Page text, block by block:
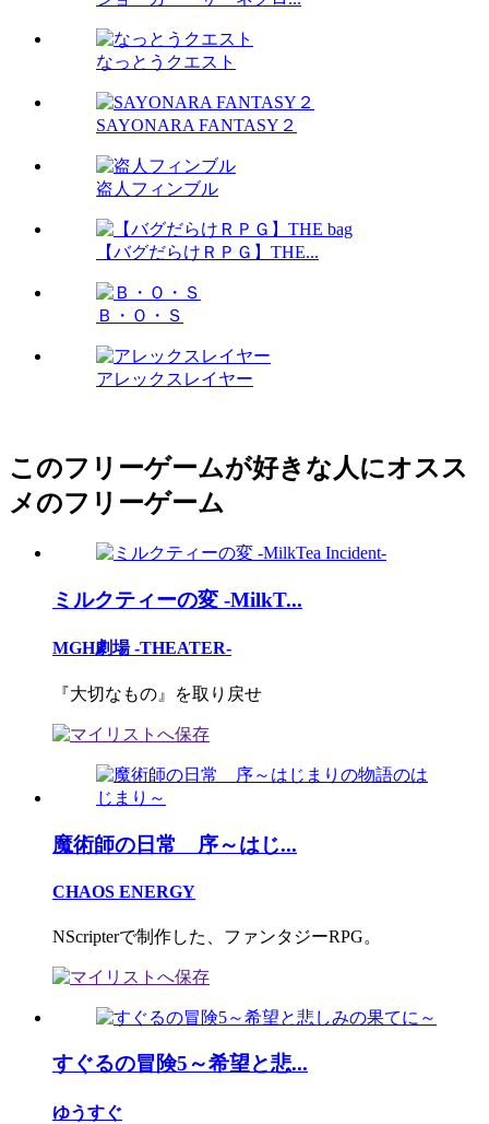
なっとうクエスト
SAYONARA FANTASY２
盗人フィンブル
【バグだらけＲＰＧ】THE...
Ｂ・Ｏ・Ｓ
アレックスレイヤー
このフリーゲームが好きな人にオスス
メのフリーゲーム
ミルクティーの変 -MilkT...
MGH劇場 -THEATER-
『大切なもの』を取り戻せ
魔術師の日常 序～はじ...
CHAOS ENERGY
NScripterで制作した、ファンタジーRPG。
すぐるの冒険5～希望と悲...
ゆうすぐ